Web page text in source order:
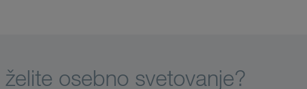
osebno svetovanje?